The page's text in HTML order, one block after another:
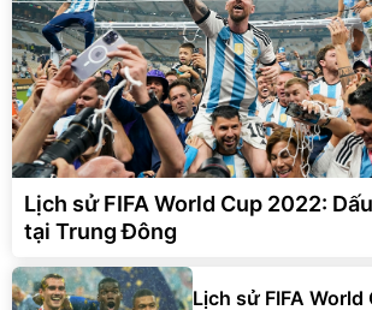
Lịch sử FIFA World Cup 2022:
tại Trung Đông
Lịch sử FIFA World